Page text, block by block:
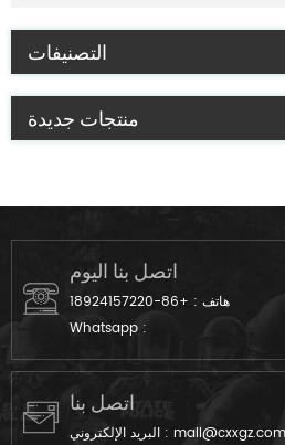
التصنيفات
منتجات جديدة
اتصل بنا اليوم
هاتف : +86-18924157220
Whatsapp :
اتصل بنا
البريد الإلكتروني : mail@cxxgz.com